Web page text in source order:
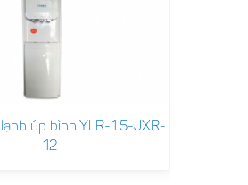
úp bình YLR-1.5-JXR-
12